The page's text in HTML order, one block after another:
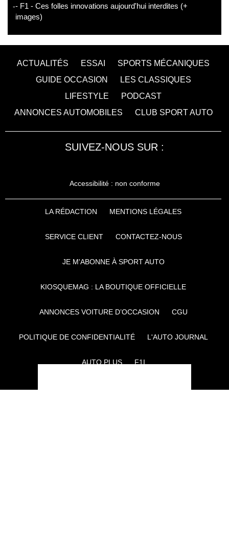
- F1 - Ces folles innovations aujourd'hui interdites (+
images)
ACTUALITÉS ESSAI
SPORTS MÉCANIQUES
GUIDE OCCASION
LES CLASSIQUES
LIFESTYLE
PODCAST
ANNONCES AUTOMOBILES
CLUB SPORT AUTO
SUIVEZ-NOUS SUR :
Accessibilité : non conforme
LA RÉDACTION MENTIONS LÉGALES
SERVICE CLIENT CONTACTEZ-NOUS
JE M'ABONNE À SPORT AUTO
KIOSQUEMAG : LA BOUTIQUE OFFICIELLE
ANNONCES VOITURE D’OCCASION CGU
POLITIQUE DE CONFIDENTIALITÉ L'AUTO JOURNAL
AUTO PLUS F1I